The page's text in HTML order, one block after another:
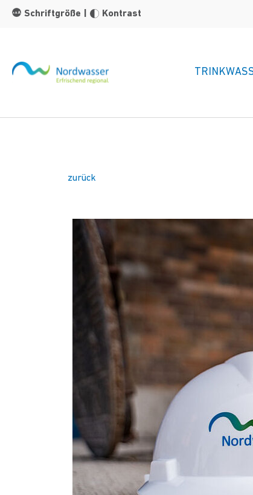
Zum Hauptinhalt springen
Schriftgröße
Kontrast
zurück